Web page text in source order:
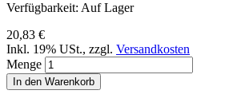
Verfügbarkeit: Auf Lager
20,83 €
Inkl. 19% USt., zzgl. Versandkosten
Menge
In den Warenkorb